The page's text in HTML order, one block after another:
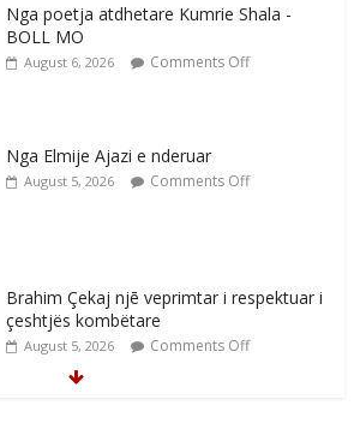
Nga poetja atdhetare Kumrie Shala -
BOLL MO
August 6, 2026 Comments Off
Nga Elmije Ajazi e nderuar
August 5, 2026 Comments Off
Brahim Çekaj njē veprimtar i respektuar i
çeshtjës kombëtare
August 5, 2026 Comments Off